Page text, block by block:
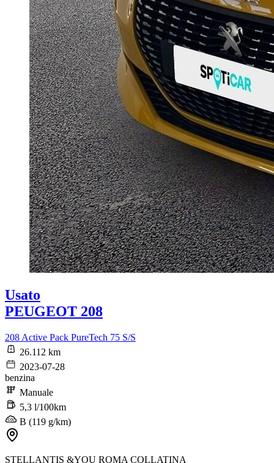
Usato
PEUGEOT 208
208 Active Pack PureTech 75 S/S
26.112 km
2023-07-28
benzina
Manuale
5,3 l/100km
B (119 g/km)
STELLANTIS &YOU ROMA COLLATINA